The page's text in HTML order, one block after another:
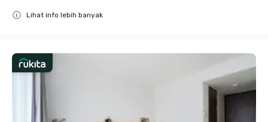
Lihat info lebih banyak